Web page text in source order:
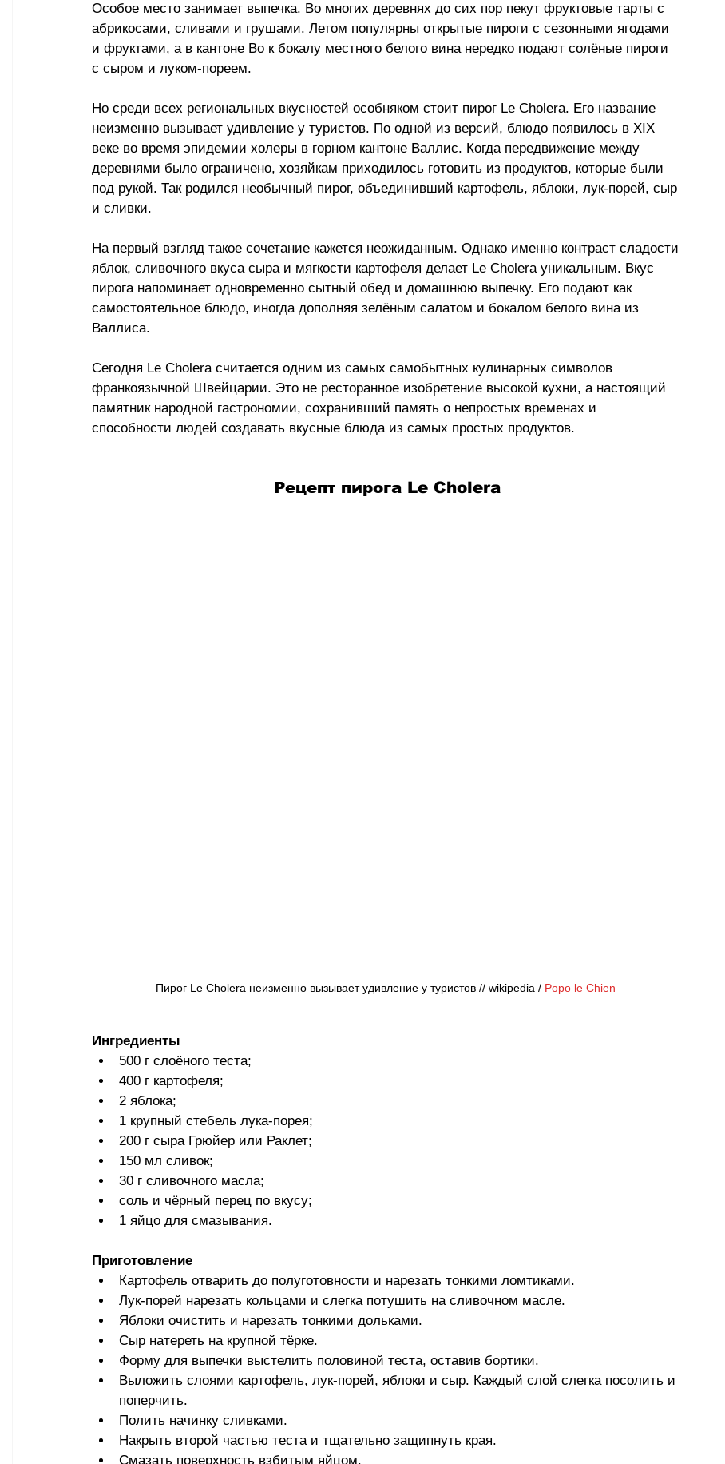
Особое место занимает выпечка. Во многих деревнях до сих пор пекут фруктовые тарты с
абрикосами, сливами и грушами. Летом популярны открытые пироги с сезонными ягодами
и фруктами, а в кантоне Во к бокалу местного белого вина нередко подают солёные пироги
с сыром и луком-пореем.
Но среди всех региональных вкусностей особняком стоит пирог Le Cholera. Его название
неизменно вызывает удивление у туристов. По одной из версий, блюдо появилось в XIX
веке во время эпидемии холеры в горном кантоне Валлис. Когда передвижение между
деревнями было ограничено, хозяйкам приходилось готовить из продуктов, которые были
под рукой. Так родился необычный пирог, объединивший картофель, яблоки, лук-порей, сыр
и сливки.
На первый взгляд такое сочетание кажется неожиданным. Однако именно контраст сладости
яблок, сливочного вкуса сыра и мягкости картофеля делает Le Cholera уникальным. Вкус
пирога напоминает одновременно сытный обед и домашнюю выпечку. Его подают как
самостоятельное блюдо, иногда дополняя зелёным салатом и бокалом белого вина из
Валлиса.
Сегодня Le Cholera считается одним из самых самобытных кулинарных символов
франкоязычной Швейцарии. Это не ресторанное изобретение высокой кухни, а настоящий
памятник народной гастрономии, сохранивший память о непростых временах и
способности людей создавать вкусные блюда из самых простых продуктов.
Рецепт пирога Le Cholera
Пирог Le Cholera неизменно вызывает удивление у туристов // wikipedia / Popo le Chien
Ингредиенты
500 г слоёного теста;
400 г картофеля;
2 яблока;
1 крупный стебель лука-порея;
200 г сыра Грюйер или Раклет;
150 мл сливок;
30 г сливочного масла;
соль и чёрный перец по вкусу;
1 яйцо для смазывания.
Приготовление
Картофель отварить до полуготовности и нарезать тонкими ломтиками.
Лук-порей нарезать кольцами и слегка потушить на сливочном масле.
Яблоки очистить и нарезать тонкими дольками.
Сыр натереть на крупной тёрке.
Форму для выпечки выстелить половиной теста, оставив бортики.
Выложить слоями картофель, лук-порей, яблоки и сыр. Каждый слой слегка посолить и
поперчить.
Полить начинку сливками.
Накрыть второй частью теста и тщательно защипнуть края.
Смазать поверхность взбитым яйцом.